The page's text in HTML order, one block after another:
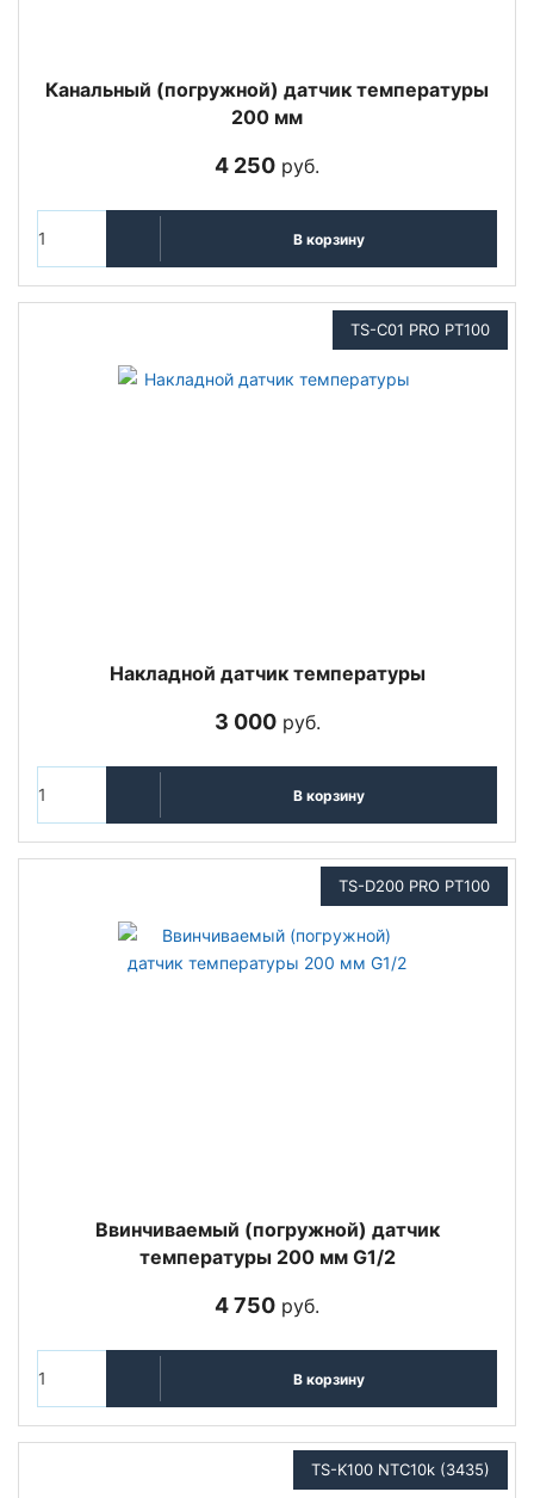
Канальный (погружной) датчик температуры
200 мм
4 250 руб.
В корзину
TS-C01 PRO PT100
Накладной датчик температуры
3 000руб.
В корзину
TS-D200 PRO PT100
Ввинчиваемый (погружной) датчик
температуры 200 мм G1/2
4 750 руб.
В корзину
TS-K100 NTC10k (3435)